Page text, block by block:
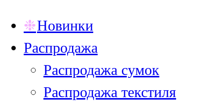
Новинки
Распродажа
Распродажа сумок
Распродажа текстиля